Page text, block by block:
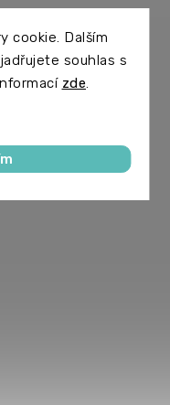
cookie. Dalším
souhlas s
zde